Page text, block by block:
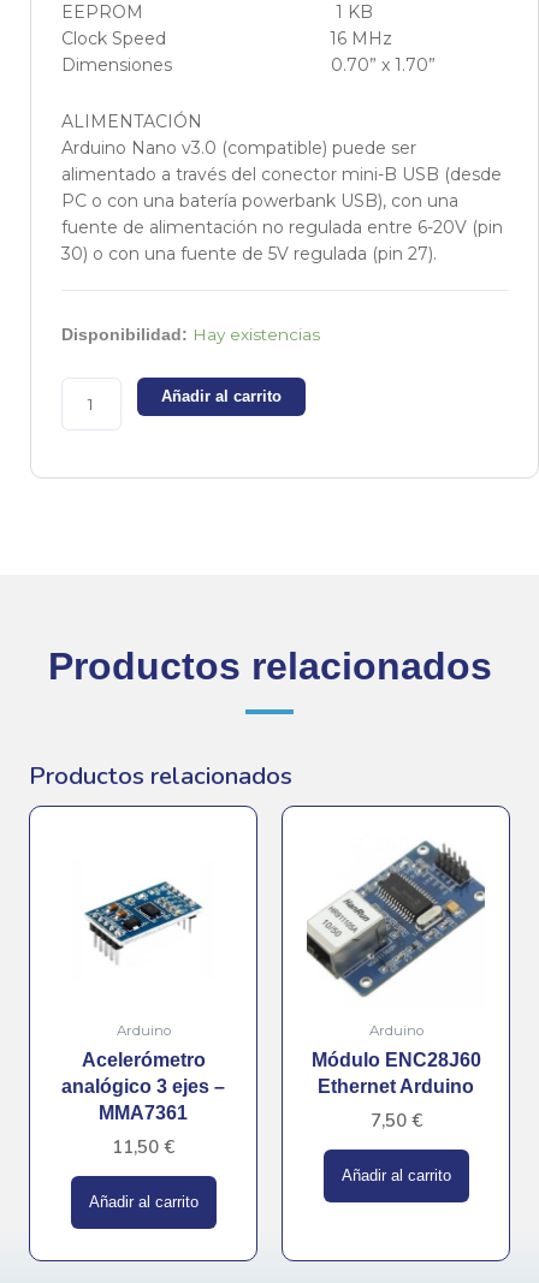
EEPROM 1 KB
Clock Speed 16 MHz
Dimensiones 0.70” x 1.70”
ALIMENTACIÓN
Arduino Nano v3.0 (compatible) puede ser
alimentado a través del conector mini-B USB (desde
PC o con una batería powerbank USB), con una
fuente de alimentación no regulada entre 6-20V (pin
30) o con una fuente de 5V regulada (pin 27).
Disponibilidad: Hay existencias
Arduino
v3.0
(compatible)
cantidad
Añadir al carrito
Productos relacionados
Productos relacionados
Arduino
Acelerómetro
analógico 3 ejes –
MMA7361
11,50 €
Añadir al carrito
Arduino
Módulo ENC28J60
Ethernet Arduino
7,50 €
Añadir al carrito